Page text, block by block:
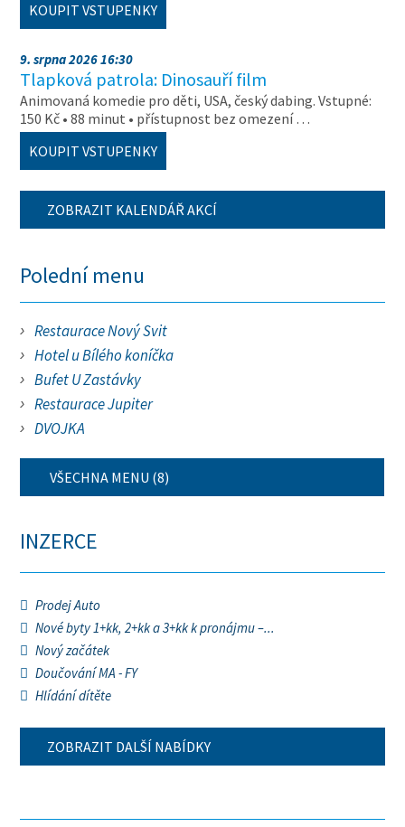
KOUPIT VSTUPENKY
9. srpna 2026 16:30
Tlapková patrola: Dinosauří film
Animovaná komedie pro děti, USA, český dabing. Vstupné:
150 Kč • 88 minut • přístupnost bez omezení …
KOUPIT VSTUPENKY
ZOBRAZIT KALENDÁŘ AKCÍ
Polední menu
Restaurace Nový Svit
Hotel u Bílého koníčka
Bufet U Zastávky
Restaurace Jupiter
DVOJKA
VŠECHNA MENU (8)
INZERCE
Prodej Auto
Nové byty 1+kk, 2+kk a 3+kk k pronájmu –...
Nový začátek
Doučování MA - FY
Hlídání dítěte
ZOBRAZIT DALŠÍ NABÍDKY